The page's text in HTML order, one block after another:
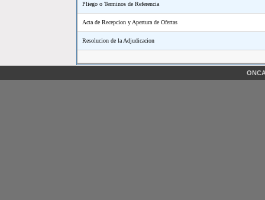
Pliego o Terminos de Referencia
Acta de Recepcion y Apertura de Ofertas
Resolucion de la Adjudicacion